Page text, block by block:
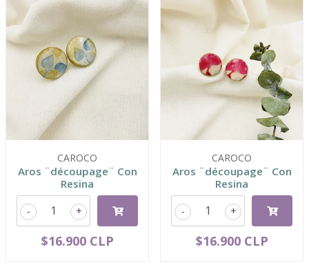
CAROCO
Aros ¨découpage¨ Con
Resina
+
-
$16.900 CLP
CAROCO
Aros ¨découpage¨ Con
Resina
+
-
$16.900 CLP